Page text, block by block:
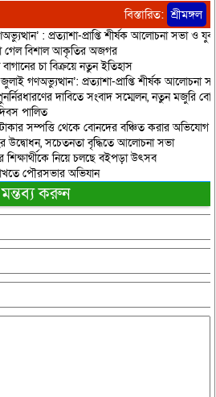
বিস্তারিত: শ্রীমঙ্গল
: প্রত্যাশা-প্রাপ্তি শীর্ষক আলোচনা সভা ও
গেল বিশাল আকৃতির অজগর
চা বিক্রয়ে নতুন ইতিহাস
গণঅভ্যুত্থান’: প্রত্যাশা-প্রাপ্তি শীর্ষক আলোচনা
দাবিতে সংবাদ সম্মেলন, নতুন মজুরি
পালিত
সম্পত্তি থেকে বোনদের বঞ্চিত করার অভিযোগ
উদ্বোধন, সচেতনতা বৃদ্ধিতে আলোচনা সভা
শিক্ষার্থীকে নিয়ে চলছে বইপড়া উৎসব
পৌরসভার অভিযান
মন্তব্য করুন